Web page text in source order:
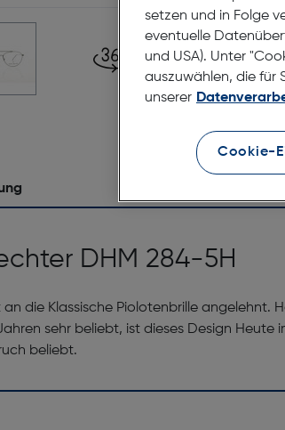
DHM 284-5H
an die Klassische Piolotenbrille
sehr beliebt, ist dieses Design
beliebt.
setzen und in Folge
eventuelle
und USA). Unter
auszuwählen, die für
unserer
Cookie-